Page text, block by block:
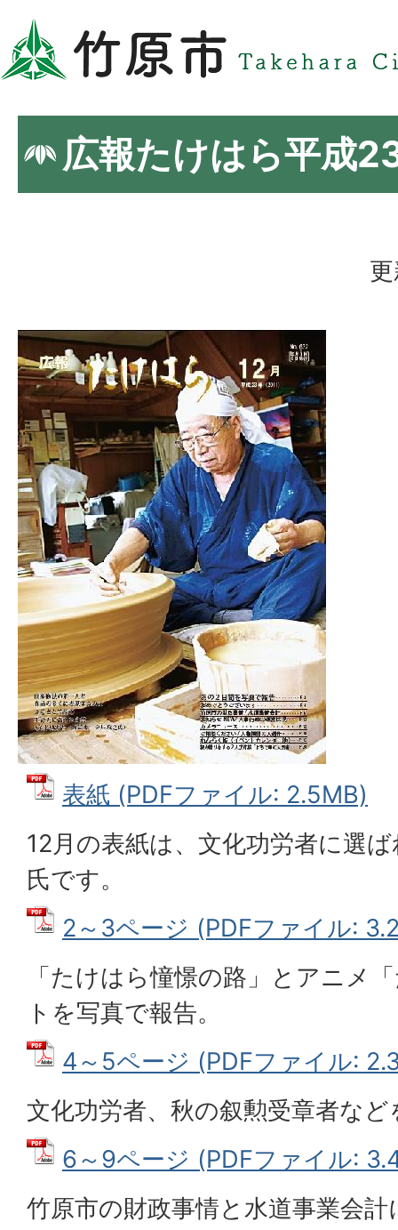
広報たけはら平成
表紙 (PDFファイル: 2.5MB)
12月の表紙は、文化功労者に選
氏です。
2～3ページ (PDFファイル:
「たけはら憧憬の路」とアニメ
トを写真で報告。
4～5ページ (PDFファイル:
文化功労者、秋の叙勲受章者な
6～9ページ (PDFファイル:
竹原市の財政事情と水道事業会